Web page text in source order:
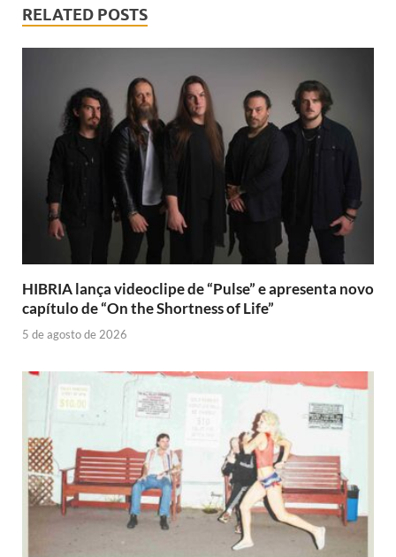
RELATED POSTS
HIBRIA lança videoclipe de “Pulse” e apresenta novo
capítulo de “On the Shortness of Life”
5 de agosto de 2026